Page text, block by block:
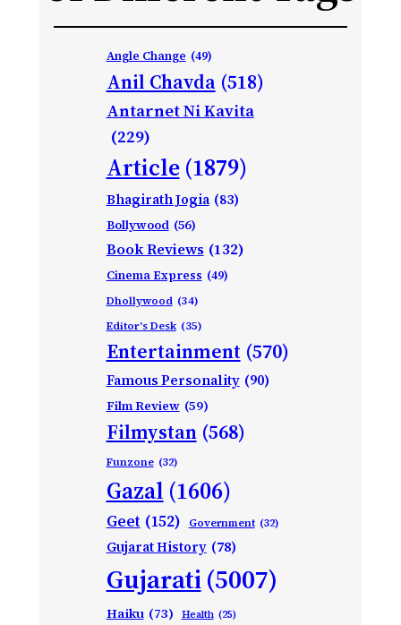
Angle Change (49)
Anil Chavda (518)
Antarnet Ni Kavita
(229)
Article (1879)
Bhagirath Jogia (83)
Bollywood (56)
Book Reviews (132)
Cinema Express (49)
Dhollywood (34)
Editor's Desk (35)
Entertainment (570)
Famous Personality (90)
Film Review (59)
Filmystan (568)
Funzone (32)
Gazal (1606)
Geet (152) Government (32)
Gujarat History (78)
Gujarati(5007)
Haiku (73) Health (25)